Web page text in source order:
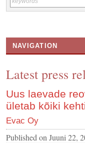
NAVIGATION
CONTACT US
INS MAIN WEBSITE
ABOUT US
Latest press
Uus laevade
ületab kõiki
Evac Oy
Published on Juuni 22,